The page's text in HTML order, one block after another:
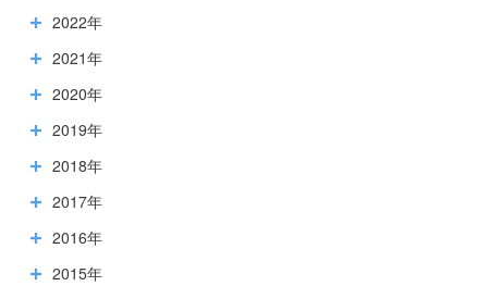
2022年
2021年
2020年
2019年
2018年
2017年
2016年
2015年